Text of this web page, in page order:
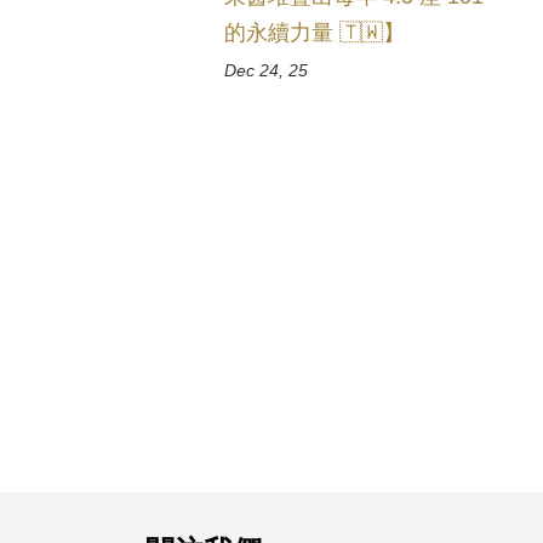
的永續力量 🇹🇼】
Dec 24, 25